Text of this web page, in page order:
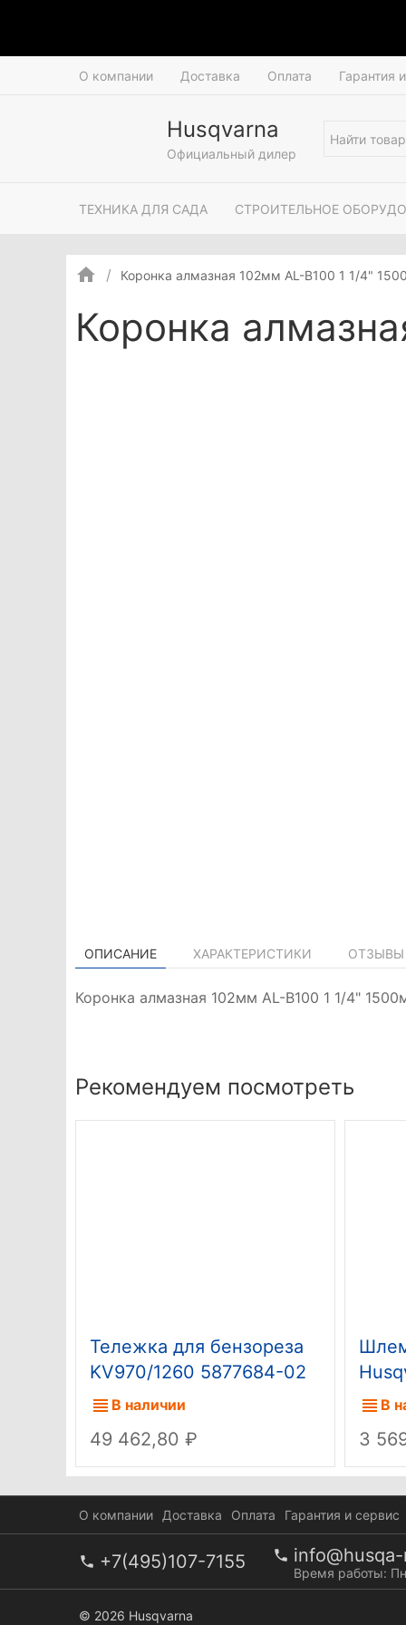
О компании Доставка Оплата Гарантия
Husqvarna
Официальный дилер
ТЕХНИКА ДЛЯ САДА СТРОИТЕЛЬНОЕ
Коронка алмазная 102мм AL-B100 1 1/4"
Коронка
ОПИСАНИЕ ХАРАКТЕРИСТИКИ ОТЗЫВЫ
Коронка алмазная 102мм AL-B100 1 1/4"
Рекомендуем посмотреть
Тележка для бензореза
KV970/1260 5877684-02
(старый код 9651916-05)
В наличии
49 462,80
В
3
О компании Доставка Оплата Гарантия и сервис
+7(495)107-7155
Время работы:
© 2026 Husqvarna